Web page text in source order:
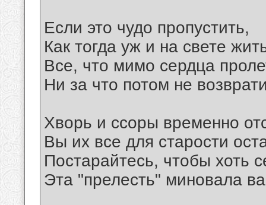
Если это чудо пропустить,
Как тогда уж и на свете
Все, что мимо сердца
Ни за что потом не
Хворь и ссоры временно
Вы их все для старости
Постарайтесь, чтобы хоть
Эта "прелесть" миновала